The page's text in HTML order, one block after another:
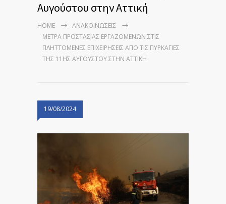
Αυγούστου στην Αττική
HOME
ΑΝΑΚΟΙΝΏΣΕΙΣ
ΜΈΤΡΑ ΠΡΟΣΤΑΣΊΑΣ ΕΡΓΑΖΟΜΈΝΩΝ ΣΤΙΣ
ΠΛΗΤΤΌΜΕΝΕΣ ΕΠΙΧΕΙΡΉΣΕΙΣ ΑΠΌ ΤΙΣ ΠΥΡΚΑΓΙΈΣ
ΤΗΣ 11ΗΣ ΑΥΓΟΎΣΤΟΥ ΣΤΗΝ ΑΤΤΙΚΉ
19/08/2024